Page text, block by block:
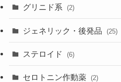
グリニド系 (2)
ジェネリック・後発品 (25)
ステロイド (6)
セロトニン作動薬 (2)